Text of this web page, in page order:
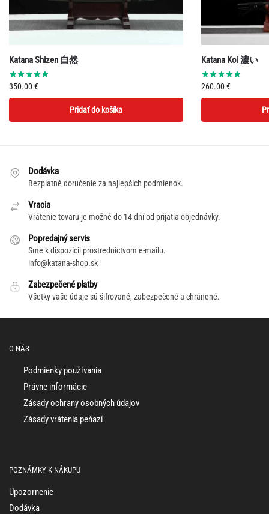
Katana Shizen 自然
350.00€
Pridať do košíka
Katana Koi 濃い
260.00€
Dodávka
Bezplatné doručenie za najlepších podmienok.
Vracia
Vrátenie tovaru je možné do 14 dní od prijatia objednávky.
Popredajný servis
Sme k dispozícii prostredníctvom e-mailu.
info@katana-shop.sk
Zabezpečené platby
Všetky vaše údaje sú šifrované, zabezpečené a chránené.
O NÁS
Podmienky používania
Právne informácie
Zásady ochrany osobných údajov
Zásady vrátenia peňazí
POZNÁMKY K NÁKUPU
Upozornenie
Dodávka